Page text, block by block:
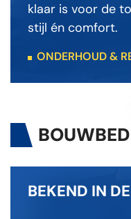
klaar is voor de
stijl én comfort.
ONDERHOUD &
BEKEND IN